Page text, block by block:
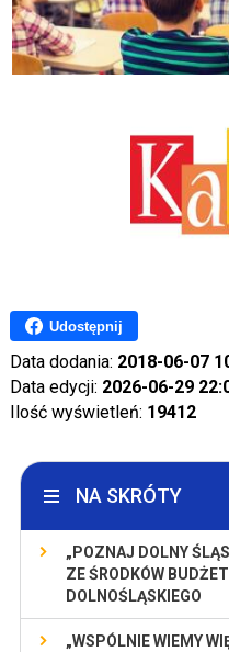
Udostępnij
Data dodania: 2018-06-07
Data edycji: 2026-06-29
Ilość wyświetleń: 19412
NA SKRÓTY
„POZNAJ DOLNY
ZE ŚRODKÓW
DOLNOŚLĄSKIEGO
„WSPÓLNIE WIEMY